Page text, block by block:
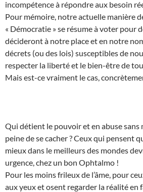
incompétence à répondre aux besoin
Pour mémoire, notre actuelle manière
« Démocratie » se résume à voter pour
décideront à notre place et en notre
décrets (ou des lois) susceptibles de
respecter la liberté et le bien-être de
Mais est-ce vraiment le cas,
Qui détient le pouvoir et en abuse sans
peine de se cacher ? Ceux qui pensent
mieux dans le meilleurs des mondes
urgence, chez un bon Ophtalmo !
Pour les moins frileux de l’âme, pour
aux yeux et osent regarder la réalité en